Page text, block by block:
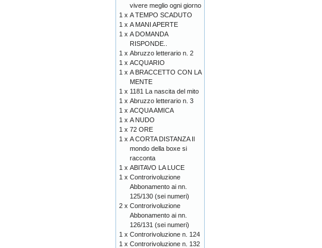
vivere meglio ogni giorno
1 x A TEMPO SCADUTO
1 x A MANI APERTE
1 x A DOMANDA
RISPONDE..
1 x Abruzzo letterario n. 2
1 x ACQUARIO
1 x A BRACCETTO CON LA
MENTE
1 x 1181 La nascita del mito
1 x Abruzzo letterario n. 3
1 x ACQUA AMICA
1 x A NUDO
1 x 72 ORE
1 x A CORTA DISTANZA Il
mondo della boxe si
racconta
1 x ABITAVO LA LUCE
1 x Controrivoluzione
Abbonamento ai nn.
125/130 (sei numeri)
2 x Controrivoluzione
Abbonamento ai nn.
126/131 (sei numeri)
1 x Controrivoluzione n. 124
1 x Controrivoluzione n. 132